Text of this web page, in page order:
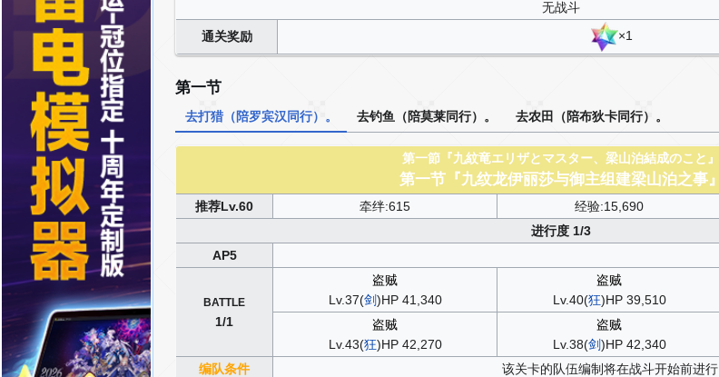
无战斗
通关奖励
×1
第一节
去打猎（陪罗宾汉同行）。 去钓鱼（陪莫莱同行）。 去农田（陪布狄卡同行）。
第一節『九紋竜エリザとマスター、梁山泊結成のこと』
第一节『九纹龙伊丽莎与御主组建梁山泊之事』
推荐Lv.60 牵绊:615 经验:15,690
进行度 1/3
AP5
BATTLE
1/1
盗贼
Lv.37(剑)HP 41,340
盗贼
Lv.40(狂)HP 39,510
盗贼
Lv.43(狂)HP 42,270
盗贼
Lv.38(剑)HP 42,340
编队条件
该关卡的队伍编制将在战斗开始前进行